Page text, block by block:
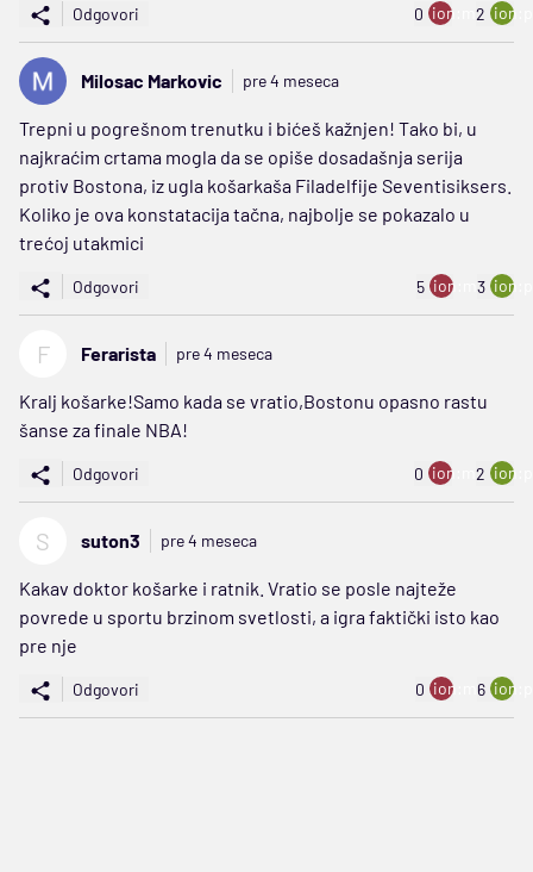
Odgovori 0 ion:minus
2
Milosac Markovic pre 4 meseca
Trepni u pogrešnom trenutku i bićeš kažnjen! Tako bi, u
najkraćim crtama mogla da se opiše dosadašnja serija
protiv Bostona, iz ugla košarkaša Filadelfije Seventisiksers.
Koliko je ova konstatacija tačna, najbolje se pokazalo u
trećoj utakmici
Odgovori 5 ion:minus
3
F Ferarista pre 4 meseca
Kralj košarke!Samo kada se vratio,Bostonu opasno rastu
šanse za finale NBA!
Odgovori 0 ion:minus
2
S suton3 pre 4 meseca
Kakav doktor košarke i ratnik. Vratio se posle najteže
povrede u sportu brzinom svetlosti, a igra faktički isto kao
pre nje
Odgovori 0 ion:minus
6